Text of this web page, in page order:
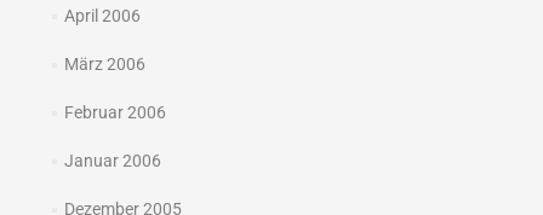
April 2006
März 2006
Februar 2006
Januar 2006
Dezember 2005